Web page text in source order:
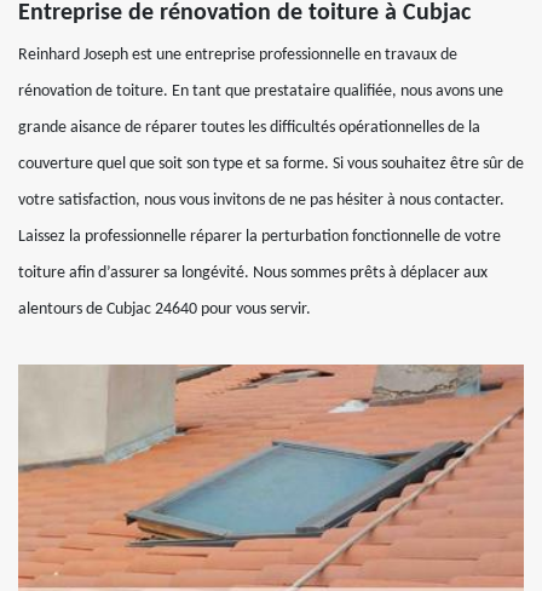
Entreprise de rénovation de toiture à Cubjac
Reinhard Joseph est une entreprise professionnelle en travaux de
rénovation de toiture. En tant que prestataire qualifiée, nous avons une
grande aisance de réparer toutes les difficultés opérationnelles de la
couverture quel que soit son type et sa forme. Si vous souhaitez être sûr de
votre satisfaction, nous vous invitons de ne pas hésiter à nous contacter.
Laissez la professionnelle réparer la perturbation fonctionnelle de votre
toiture afin d’assurer sa longévité. Nous sommes prêts à déplacer aux
alentours de Cubjac 24640 pour vous servir.